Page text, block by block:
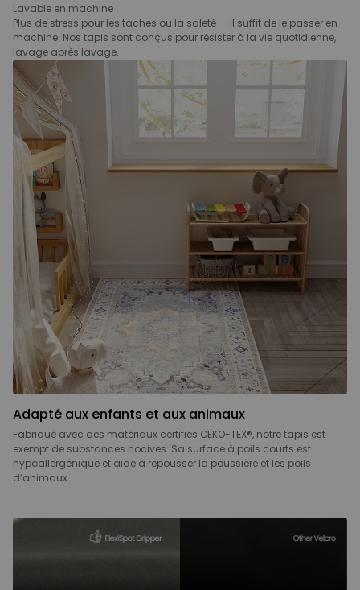
Lavable en machine
Plus de stress pour les taches ou la saleté — il suffit de le passer en
machine. Nos tapis sont conçus pour résister à la vie quotidienne,
lavage après lavage.
Adapté aux enfants et aux animaux
Fabriqué avec des matériaux certifiés OEKO-TEX®, notre tapis est
exempt de substances nocives. Sa surface à poils courts est
hypoallergénique et aide à repousser la poussière et les poils
d’animaux.